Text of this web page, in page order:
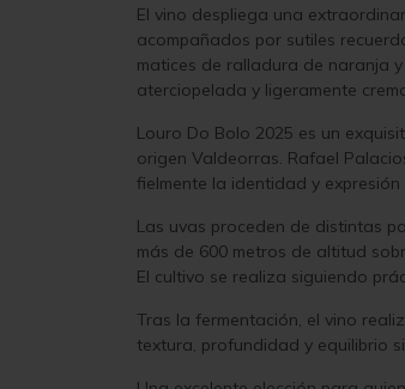
El vino despliega una
acompañados por sutiles
matices de ralladura de naranja
aterciopelada y ligeramente
Louro Do Bolo 2025 es un
origen Valdeorras. Rafael
fielmente la identidad y expresión
Las uvas proceden de distintas
más de 600 metros de altitud
El cultivo se realiza siguiendo
Tras la fermentación, el vino
textura, profundidad y equilibrio